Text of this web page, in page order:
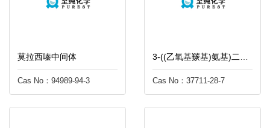
莫拉西嗪中间体
Cas No：94989-94-3
3-((乙氧基羰基)氨基)二苯胺
Cas No：37711-28-7